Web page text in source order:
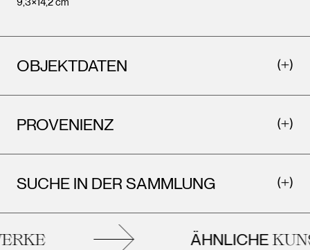
OBJEKTDATEN
PROVENIENZ
SUCHE IN DER SAMMLUNG
ÄHNLICHE